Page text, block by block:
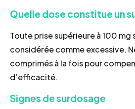
Quelle dose constitue un
Toute prise supérieure à 100 mg
considérée comme excessive.
comprimés à la fois pour
d’efficacité.
Signes de surdosage